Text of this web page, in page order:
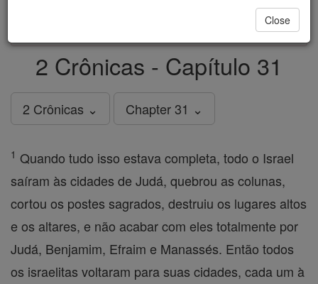
and keep Catholic education free for all. Stand with us
2 Crônicas - Capítulo 31
2 Crônicas ⌄ Chapter 31 ⌄
1 Quando tudo isso estava completa, todo o Israel
saíram às cidades de Judá, quebrou as colunas,
cortou os postes sagrados, destruiu os lugares altos
e os altares, e não acabar com eles totalmente por
Judá, Benjamim, Efraim e Manassés. Então todos
os israelitas voltaram para suas cidades, cada um à
Close